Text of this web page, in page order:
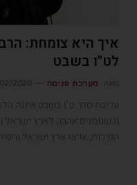
איך היא צומחת:
לט"ו בשבט
מערכת פנימה
עריכת סדר ט”ו בשבט איננה
וכשנותנים אהבה לארץ ישראל
הפירות, או־אז ארץ ישראל